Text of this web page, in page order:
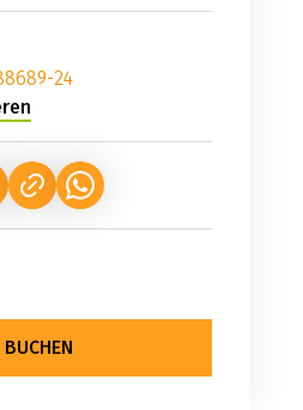
24
IN NEUEM TAB)
ÖFFNET IN NEUEM TAB)
(LINK ÖFFNET IN NEUEM
BUCHEN